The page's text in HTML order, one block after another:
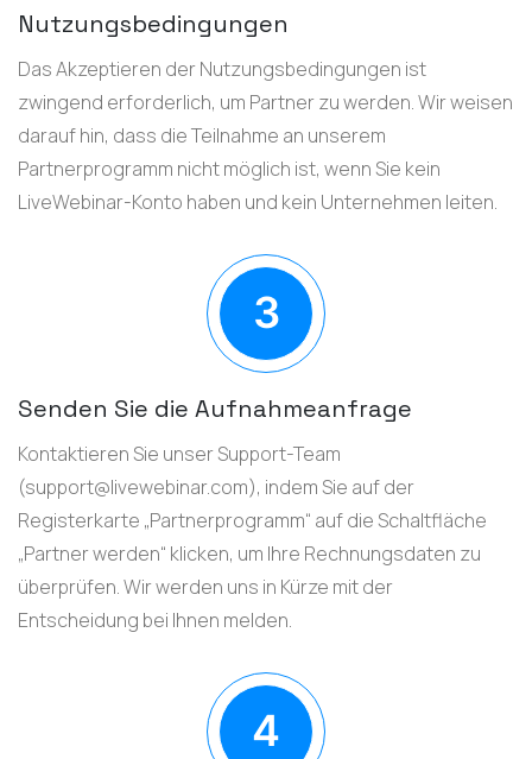
Nutzungsbedingungen
Das Akzeptieren der Nutzungsbedingungen ist
zwingend erforderlich, um Partner zu werden. Wir weisen
darauf hin, dass die Teilnahme an unserem
Partnerprogramm nicht möglich ist, wenn Sie kein
LiveWebinar-Konto haben und kein Unternehmen leiten.
Senden Sie die Aufnahmeanfrage
Kontaktieren Sie unser Support-Team
(support@livewebinar.com), indem Sie auf der
Registerkarte „Partnerprogramm“ auf die Schaltfläche
„Partner werden“ klicken, um Ihre Rechnungsdaten zu
überprüfen. Wir werden uns in Kürze mit der
Entscheidung bei Ihnen melden.